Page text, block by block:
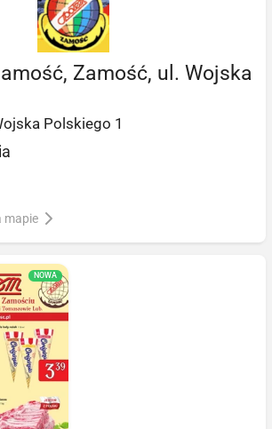
Zamość, ul. Wojska
Polskiego 1
mapie
NOWA